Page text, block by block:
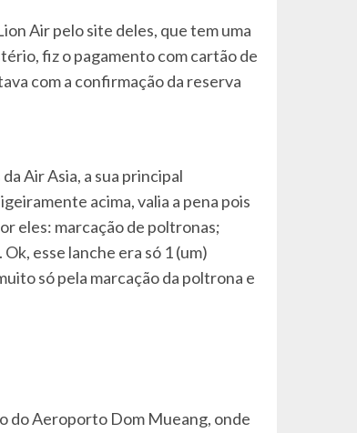
Air pelo site deles, que tem uma
fiz o pagamento com cartão de
com a confirmação da reserva
Air Asia, a sua principal
acima, valia a pena pois
eles: marcação de poltronas;
esse lanche era só 1 (um)
só pela marcação da poltrona e
do Aeroporto Dom Mueang, onde